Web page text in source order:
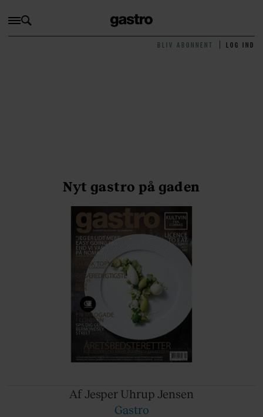
BLIV ABONNENT LOG IND
Nyt gastro på gaden
Af Jesper Uhrup Jensen
Gastro